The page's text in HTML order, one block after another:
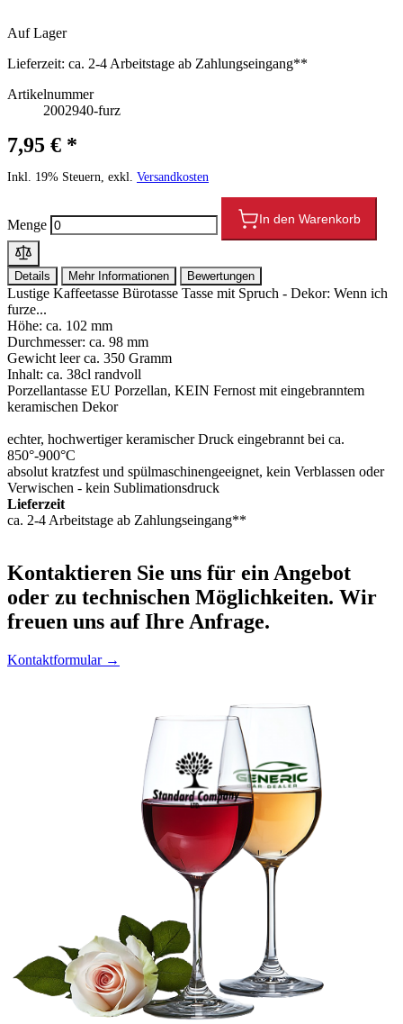
Auf Lager
Lieferzeit: ca. 2-4 Arbeitstage ab Zahlungseingang**
Artikelnummer
2002940-furz
7,95 € *
Inkl. 19% Steuern, exkl. Versandkosten
Menge In den Warenkorb
Details Mehr Informationen Bewertungen
Lustige Kaffeetasse Bürotasse Tasse mit Spruch - Dekor: Wenn ich
furze...
Höhe: ca. 102 mm
Durchmesser: ca. 98 mm
Gewicht leer ca. 350 Gramm
Inhalt: ca. 38cl randvoll
Porzellantasse EU Porzellan, KEIN Fernost mit eingebranntem
keramischen Dekor
echter, hochwertiger keramischer Druck eingebrannt bei ca.
850°-900°C
absolut kratzfest und spülmaschinengeeignet, kein Verblassen oder
Verwischen - kein Sublimationsdruck
Lieferzeit
ca. 2-4 Arbeitstage ab Zahlungseingang**
Kontaktieren Sie uns für ein Angebot
oder zu technischen Möglichkeiten. Wir
freuen uns auf Ihre Anfrage.
Kontaktformular →